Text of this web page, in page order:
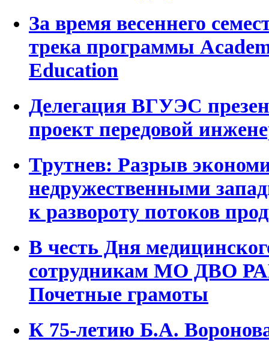
За время весеннего
трека программы
Education
Делегация ВГУЭС
проект передовой
Трутнев: Разрыв
недружественными
к развороту потоков
В честь Дня
сотрудникам МО ДВО
Почетные грамоты
К 75-летию Б.А.